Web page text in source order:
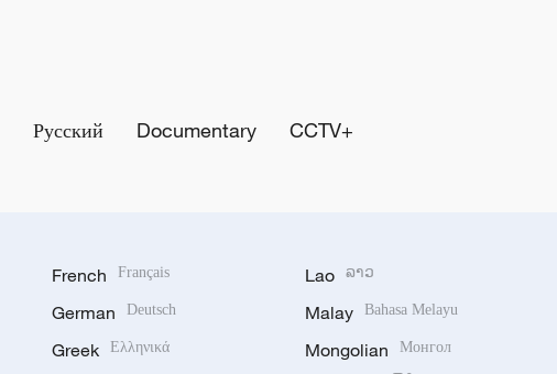
Русский Documentary CCTV+
French Français
German Deutsch
Greek Ελληνικά
Lao ລາວ
Malay Bahasa Melayu
Mongolian Монгол